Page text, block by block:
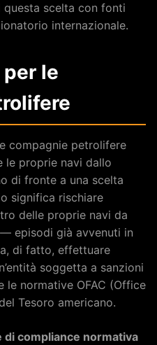
scelta con fonti
internazionale.
le
compagnie petrolifere
le proprie navi dallo
di fronte a una scelta
significa rischiare
delle proprie navi da
episodi già avvenuti in
di fatto, effettuare
soggetta a sanzioni
le normative OFAC (Office
Tesoro americano.
di compliance normativa